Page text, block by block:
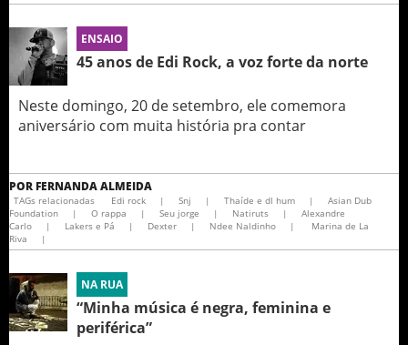
ENSAIO
45 anos de Edi Rock, a voz forte da norte
Neste domingo, 20 de setembro, ele comemora
aniversário com muita história pra contar
POR FERNANDA ALMEIDA
TAGs relacionadas Edi rock | Snj | Thaíde e dl hum |
Asian Dub
Foundation
| O rappa | Seu jorge | Natiruts |
Alexandre
Carlo
| Lakers e Pá | Dexter | Ndee Naldinho |
Marina de La
Riva
|
NA RUA
“Minha música é negra, feminina e
periférica”